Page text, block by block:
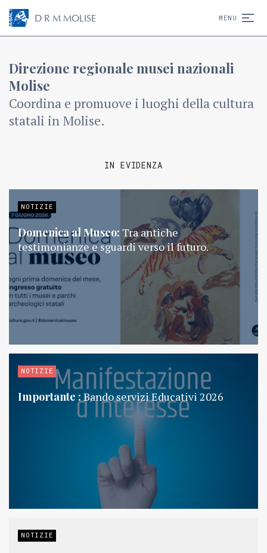
D R M MOLISE MENU
Direzione regionale musei nazionali
Molise
Coordina e promuove i luoghi della cultura
statali in Molise.
IN EVIDENZA
NOTIZIE
Domenica al Museo: Tra antiche
testimonianze e sguardi verso il futuro.
NOTIZIE
Importante :Bando servizi Educativi 2026
NOTIZIE